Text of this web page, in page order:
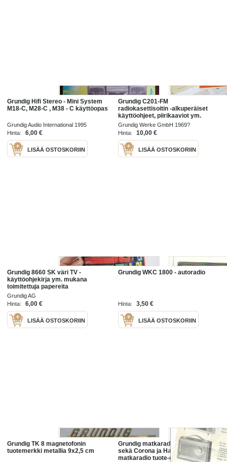
Grundig Hifi Stereo - Mini System
M18-C, M28-C , M38 - C käyttöopas
Grundig Audio International 1995
Hinta:
6,00 €
LISÄÄ OSTOSKORIIN
Grundig C201-FM
radiokasettisoitin -alkuperäiset
käyttöohjeet, piirikaaviot ym.
paperit, jotka kuoressa olleet
mukana toimituslaatikossa
Grundig Werke GmbH 1969?
Hinta:
10,00 €
LISÄÄ OSTOSKORIIN
Grundig 8660 SK väri TV -
käyttöohjekirja ym. mukana
toimitettuja papereita
Grundig AG
Hinta:
6,00 €
LISÄÄ OSTOSKORIIN
Grundig WKC 1800 - autoradio
Hinta: 3,50 €
LISÄÄ OSTOSKORIIN
Grundig TK 8 magnetofonin
tuotemerkki metallia 9x2,5 cm
Grundig matkaradio , levysoitin
sekä Corona ja Havanna
matkaradio tuote-esite